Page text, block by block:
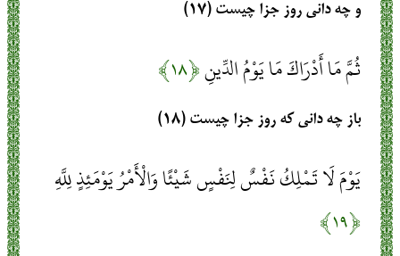
و چه دانى روز جزا چيست‏ (۱۷)
ثُمَّ مَا أَدْرَاكَ مَا يَوْمُ الدِّينِ﴿۱۸﴾
باز چه دانى كه روز جزا چيست‏ (۱۸)
يَوْمَ لَا تَمْلِكُ نَفْسٌ لِنَفْسٍ شَيْئًا وَالْأَمْرُ يَوْمَئِذٍ لِلَّهِ
﴿۱۹﴾